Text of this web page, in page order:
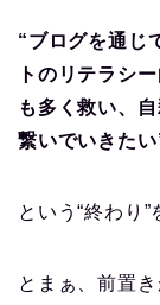
“ブログを通じ
トのリテラシ
も多く救い、
繋いでいきたい
という“終わり”
とまぁ、前置